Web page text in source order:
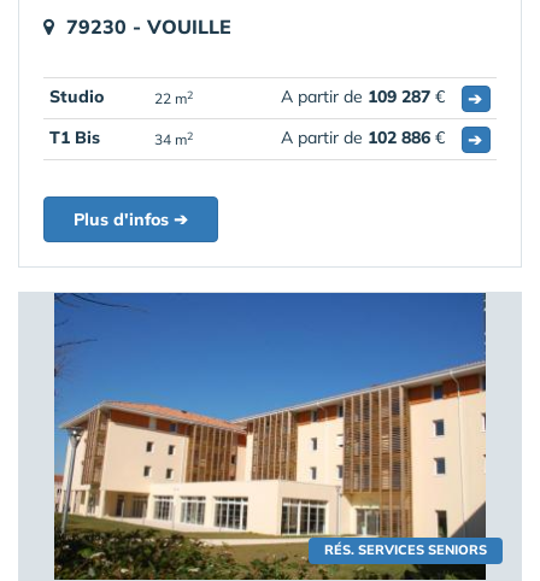
79230 - VOUILLE
Studio 22 m2 A partir de 109 287 €
➔
T1 Bis
34 m2 A partir de 102 886 € ➔
Plus d'infos ➔
RÉS. SERVICES SENIORS